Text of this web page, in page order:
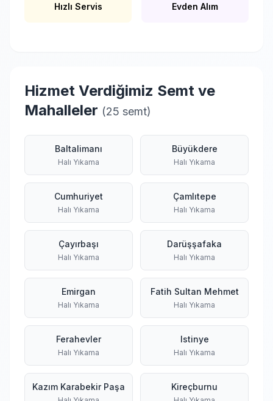
Hızlı Servis Evden Alım
Hizmet Verdiğimiz Semt ve
Mahalleler (25 semt)
Baltalimanı
Halı Yıkama
Büyükdere
Halı Yıkama
Cumhuriyet
Halı Yıkama
Çamlıtepe
Halı Yıkama
Çayırbaşı
Halı Yıkama
Darüşşafaka
Halı Yıkama
Emirgan
Halı Yıkama
Fatih Sultan Mehmet
Halı Yıkama
Ferahevler
Halı Yıkama
Istinye
Halı Yıkama
Kazım Karabekir Paşa Kireçburnu